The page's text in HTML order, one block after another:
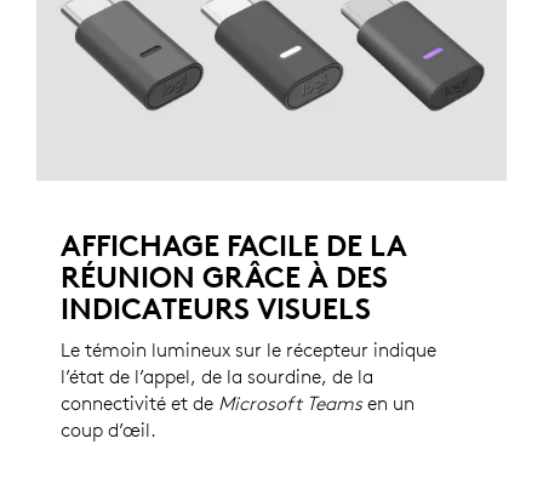
AFFICHAGE FACILE DE LA
RÉUNION GRÂCE À DES
INDICATEURS VISUELS
Le témoin lumineux sur le récepteur indique
l’état de l’appel, de la sourdine, de la
connectivité et de Microsoft Teamsen un
coup d’œil.